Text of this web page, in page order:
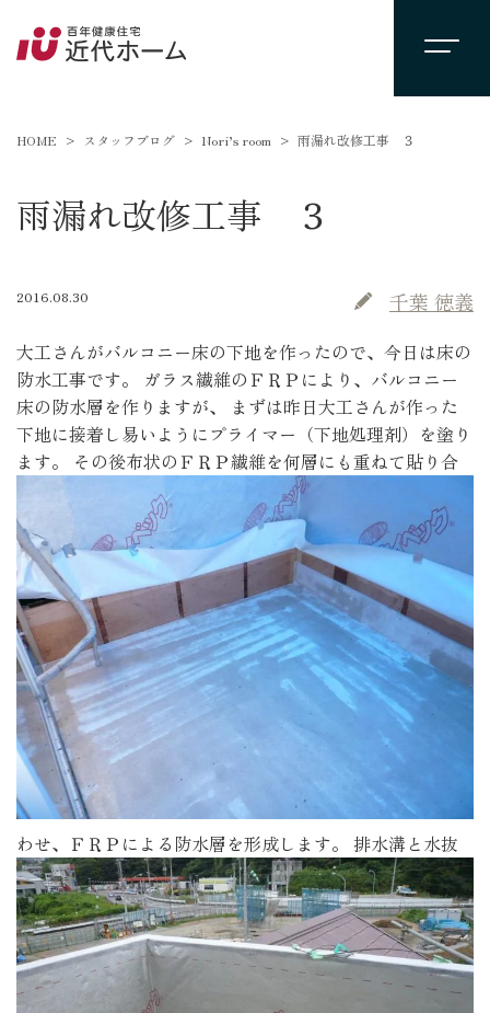
HOME スタッフブログ Nori’s room 雨漏れ改修工事 ３
雨漏れ改修工事 ３
2016.08.30 千葉 徳義
大工さんがバルコニー床の下地を作ったので、今日は床の
防水工事です。 ガラス繊維のＦＲＰにより、バルコニー
床の防水層を作りますが、 まずは昨日大工さんが作った
下地に接着し易いようにプライマー（下地処理剤）を塗り
ます。 その後布状のＦＲＰ繊維を何層にも重ねて貼り合
わせ、ＦＲＰによる防水層を形成します。 排水溝と水抜